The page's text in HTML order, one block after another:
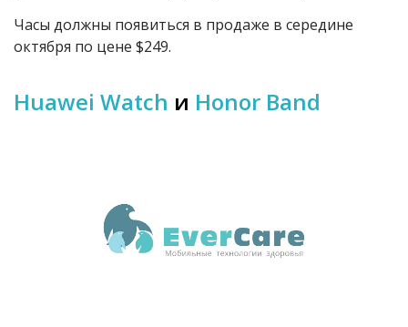
Часы должны появиться в продаже в середине
октября по цене $249.
Huawei Watch и Honor Band